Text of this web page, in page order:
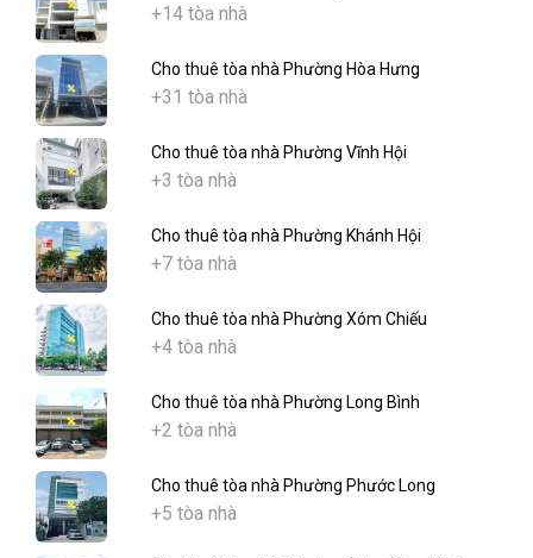
+14 tòa nhà
Cho thuê tòa nhà Phường Hòa Hưng
+31 tòa nhà
Cho thuê tòa nhà Phường Vĩnh Hội
+3 tòa nhà
Cho thuê tòa nhà Phường Khánh Hội
+7 tòa nhà
Cho thuê tòa nhà Phường Xóm Chiếu
+4 tòa nhà
Cho thuê tòa nhà Phường Long Bình
+2 tòa nhà
Cho thuê tòa nhà Phường Phước Long
+5 tòa nhà